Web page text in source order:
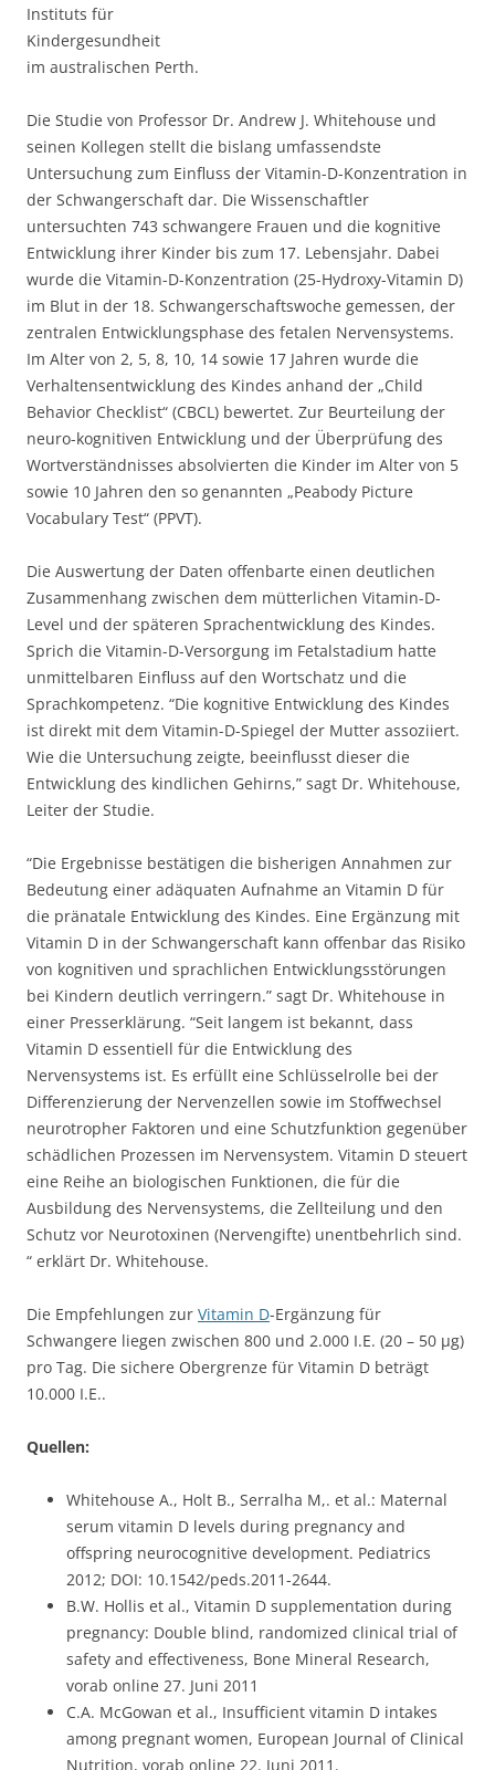
Instituts für
Kindergesundheit
im australischen Perth.
Die Studie von Professor Dr. Andrew J. Whitehouse und
seinen Kollegen stellt die bislang umfassendste
Untersuchung zum Einfluss der Vitamin-D-Konzentration in
der Schwangerschaft dar. Die Wissenschaftler
untersuchten 743 schwangere Frauen und die kognitive
Entwicklung ihrer Kinder bis zum 17. Lebensjahr. Dabei
wurde die Vitamin-D-Konzentration (25-Hydroxy-Vitamin D)
im Blut in der 18. Schwangerschaftswoche gemessen, der
zentralen Entwicklungsphase des fetalen Nervensystems.
Im Alter von 2, 5, 8, 10, 14 sowie 17 Jahren wurde die
Verhaltensentwicklung des Kindes anhand der „Child
Behavior Checklist“ (CBCL) bewertet. Zur Beurteilung der
neuro-kognitiven Entwicklung und der Überprüfung des
Wortverständnisses absolvierten die Kinder im Alter von 5
sowie 10 Jahren den so genannten „Peabody Picture
Vocabulary Test“ (PPVT).
Die Auswertung der Daten offenbarte einen deutlichen
Zusammenhang zwischen dem mütterlichen Vitamin-D-
Level und der späteren Sprachentwicklung des Kindes.
Sprich die Vitamin-D-Versorgung im Fetalstadium hatte
unmittelbaren Einfluss auf den Wortschatz und die
Sprachkompetenz. “Die kognitive Entwicklung des Kindes
ist direkt mit dem Vitamin-D-Spiegel der Mutter assoziiert.
Wie die Untersuchung zeigte, beeinflusst dieser die
Entwicklung des kindlichen Gehirns,” sagt Dr. Whitehouse,
Leiter der Studie.
“Die Ergebnisse bestätigen die bisherigen Annahmen zur
Bedeutung einer adäquaten Aufnahme an Vitamin D für
die pränatale Entwicklung des Kindes. Eine Ergänzung mit
Vitamin D in der Schwangerschaft kann offenbar das Risiko
von kognitiven und sprachlichen Entwicklungsstörungen
bei Kindern deutlich verringern.” sagt Dr. Whitehouse in
einer Presserklärung. “Seit langem ist bekannt, dass
Vitamin D essentiell für die Entwicklung des
Nervensystems ist. Es erfüllt eine Schlüsselrolle bei der
Differenzierung der Nervenzellen sowie im Stoffwechsel
neurotropher Faktoren und eine Schutzfunktion gegenüber
schädlichen Prozessen im Nervensystem. Vitamin D steuert
eine Reihe an biologischen Funktionen, die für die
Ausbildung des Nervensystems, die Zellteilung und den
Schutz vor Neurotoxinen (Nervengifte) unentbehrlich sind.
“ erklärt Dr. Whitehouse.
Die Empfehlungen zur Vitamin D-Ergänzung für
Schwangere liegen zwischen 800 und 2.000 I.E. (20 – 50 µg)
pro Tag. Die sichere Obergrenze für Vitamin D beträgt
10.000 I.E..
Quellen:
Whitehouse A., Holt B., Serralha M,. et al.: Maternal
serum vitamin D levels during pregnancy and
offspring neurocognitive development. Pediatrics
2012; DOI: 10.1542/peds.2011-2644.
B.W. Hollis et al., Vitamin D supplementation during
pregnancy: Double blind, randomized clinical trial of
safety and effectiveness, Bone Mineral Research,
vorab online 27. Juni 2011
C.A. McGowan et al., Insufficient vitamin D intakes
among pregnant women, European Journal of Clinical
Nutrition, vorab online 22. Juni 2011.